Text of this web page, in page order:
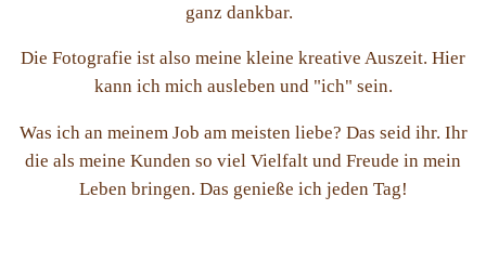
ganz dankbar.
Die Fotografie ist also meine kleine kreative Auszeit. Hier
kann ich mich ausleben und "ich" sein.
Was ich an meinem Job am meisten liebe? Das seid ihr. Ihr
die als meine Kunden so viel Vielfalt und Freude in mein
Leben bringen. Das genieße ich jeden Tag!